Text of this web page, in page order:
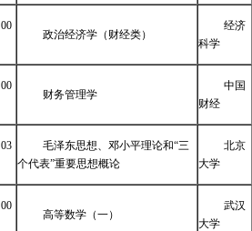
00
政治经济学（财经类）
经济
科学
00
财务管理学
中国
财经
03
毛泽东思想、邓小平理论和“三
个代表”重要思想概论
北京
大学
00
高等数学（一）
武汉
大学